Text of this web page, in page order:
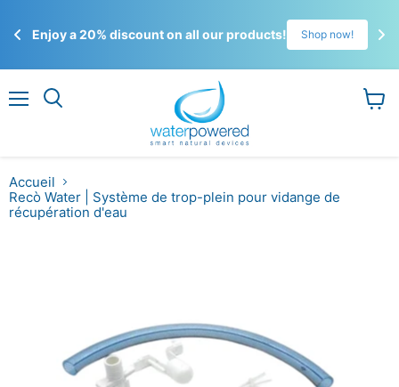
Enjoy a 20% discount on all our products! Shop now!
Gli
Accueil
Recò Water | Système de trop-plein pour vidange de
récupération d'eau